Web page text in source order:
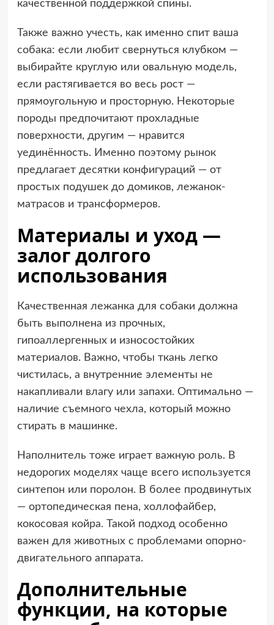
качественной поддержкой спины.
Также важно учесть, как именно спит ваша
собака: если любит свернуться клубком —
выбирайте круглую или овальную модель,
если растягивается во весь рост —
прямоугольную и просторную. Некоторые
породы предпочитают прохладные
поверхности, другим — нравится
уединённость. Именно поэтому рынок
предлагает десятки конфигураций — от
простых подушек до домиков, лежанок-
матрасов и трансформеров.
Материалы и уход —
залог долгого
использования
Качественная лежанка для собаки должна
быть выполнена из прочных,
гипоаллергенных и износостойких
материалов. Важно, чтобы ткань легко
чистилась, а внутренние элементы не
накапливали влагу или запахи. Оптимально —
наличие съемного чехла, который можно
стирать в машинке.
Наполнитель тоже играет важную роль. В
недорогих моделях чаще всего используется
синтепон или поролон. В более продвинутых
— ортопедическая пена, холлофайбер,
кокосовая койра. Такой подход особенно
важен для животных с проблемами опорно-
двигательного аппарата.
Дополнительные
функции, на которые